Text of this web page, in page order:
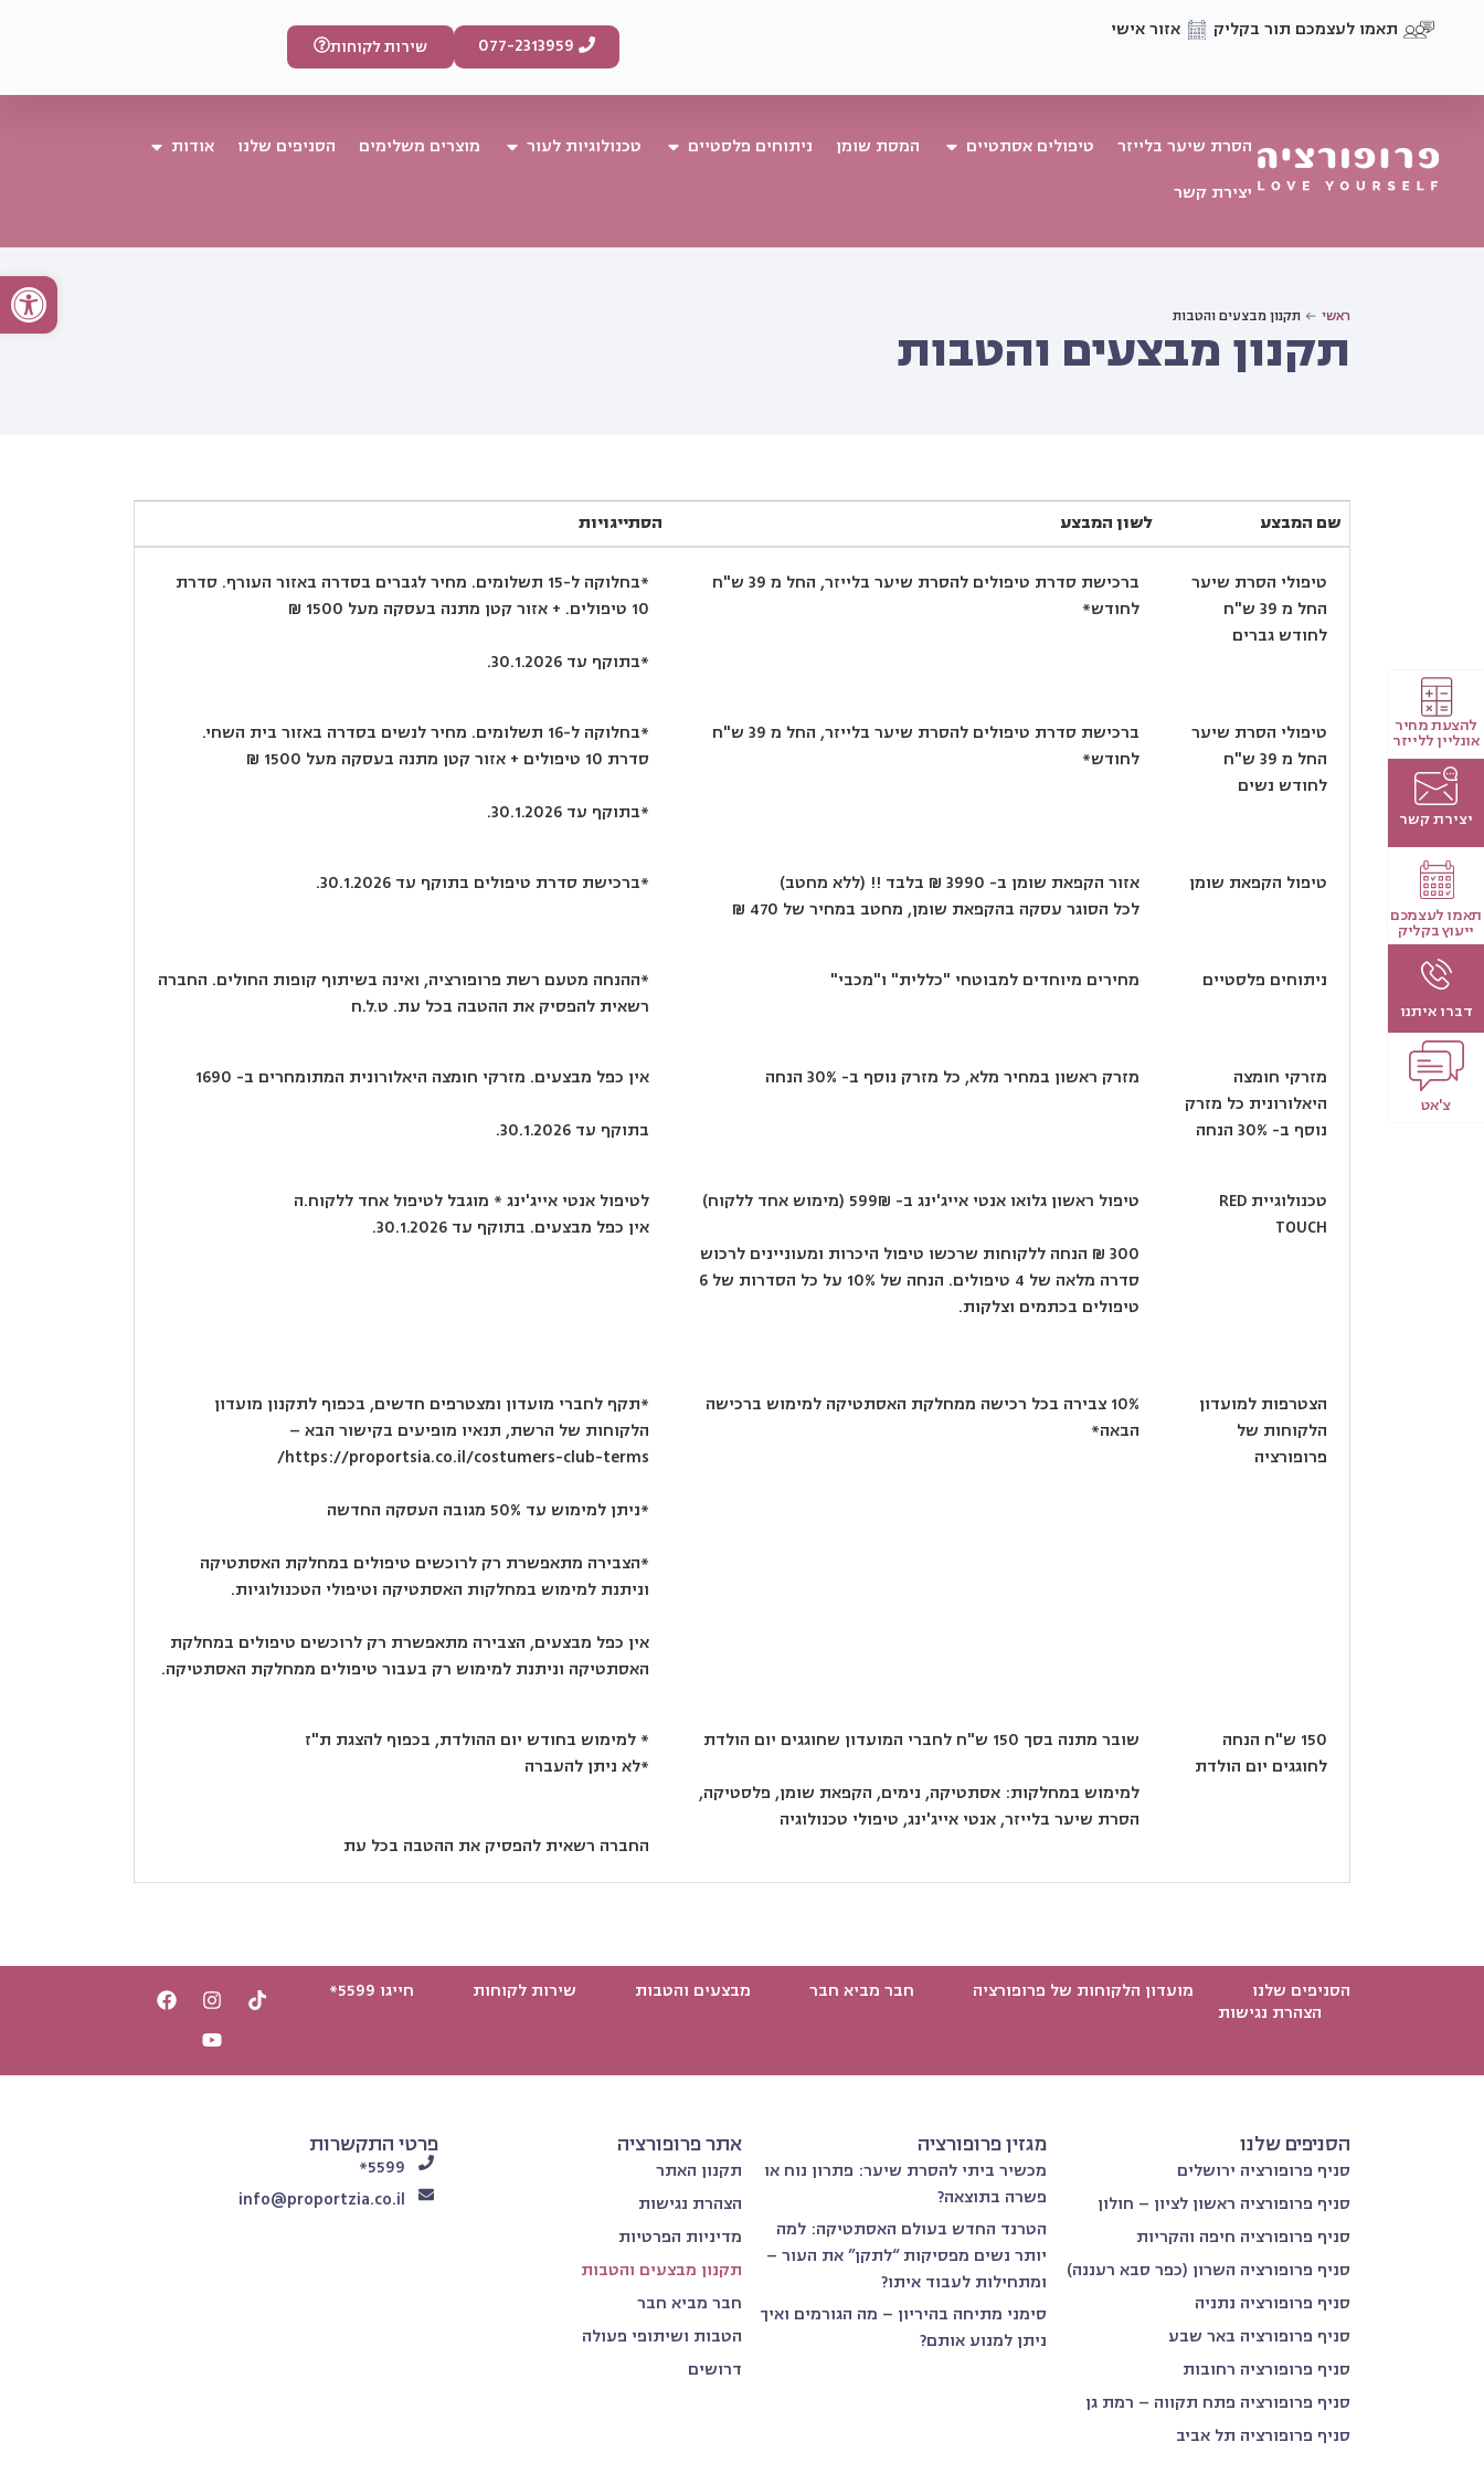
פתח
תאמו לעצמכם תור בקליק אזור אישי
שירות לקוחות 077-2313959
להצעת מחיר
אונליין ללייזר
יצירת קשר
תאמו לעצמכם
ייעוץ בקליק
דברו איתנו
צ'אט
הסרת שיער בלייזר טיפולים אסתטיים המסת שומן ניתוחים פלסטיים טכנולוגיות לעור מוצרים משלימים הסניפים שלנו
אודות
יצירת קשר
ראשי תקנון מבצעים והטבות
תקנון מבצעים והטבות
שם המבצע לשון המבצע
הסתייגויות
טיפולי הסרת שיער
החל מ 39 ש"ח
לחודש גברים
ברכישת סדרת טיפולים להסרת שיער בלייזר, החל מ 39 ש"ח
לחודש*
*בחלוקה ל-15 תשלומים. מחיר לגברים בסדרה באזור העורף. סדרת
10 טיפולים. + אזור קטן מתנה בעסקה מעל 1500 ₪
*בתוקף עד 30.1.2026.
טיפולי הסרת שיער
החל מ 39 ש"ח
לחודש נשים
ברכישת סדרת טיפולים להסרת שיער בלייזר, החל מ 39 ש"ח
לחודש*
*בחלוקה ל-16 תשלומים. מחיר לנשים בסדרה באזור בית השחי.
סדרת 10 טיפולים + אזור קטן מתנה בעסקה מעל 1500 ₪
*בתוקף עד 30.1.2026.
טיפול הקפאת שומן
אזור הקפאת שומן ב- 3990 ₪ בלבד !! (ללא מחטב)
לכל הסוגר עסקה בהקפאת שומן, מחטב במחיר של 470 ₪
*ברכישת סדרת טיפולים בתוקף עד 30.1.2026.
ניתוחים פלסטיים מחירים מיוחדים למבוטחי "כללית" ו"מכבי"
*ההנחה מטעם רשת פרופורציה, ואינה בשיתוף קופות החולים. החברה
רשאית להפסיק את ההטבה בכל עת. ט.ל.ח
מזרקי חומצה
היאלורונית כל מזרק
נוסף ב- 30% הנחה
מזרק ראשון במחיר מלא, כל מזרק נוסף ב- 30% הנחה אין כפל מבצעים. מזרקי חומצה היאלורונית המתומחרים ב- 1690
בתוקף עד 30.1.2026.
טכנולוגיית RED
TOUCH
טיפול ראשון גלואו אנטי אייג'ינג ב- 599₪ (מימוש אחד ללקוח)
300 ₪ הנחה ללקוחות שרכשו טיפול היכרות ומעוניינים לרכוש
סדרה מלאה של 4 טיפולים. הנחה של 10% על כל הסדרות של 6
טיפולים בכתמים וצלקות.
לטיפול אנטי אייג'ינג * מוגבל לטיפול אחד ללקוח.ה
אין כפל מבצעים. בתוקף עד 30.1.2026.
הצטרפות למועדון
הלקוחות של
פרופורציה
10% צבירה בכל רכישה ממחלקת האסתטיקה למימוש ברכישה
הבאה*
*תקף לחברי מועדון ומצטרפים חדשים, בכפוף לתקנון מועדון
הלקוחות של הרשת, תנאיו מופיעים בקישור הבא –
https://proportsia.co.il/costumers-club-terms/
*ניתן למימוש עד 50% מגובה העסקה החדשה
*הצבירה מתאפשרת רק לרוכשים טיפולים במחלקת האסתטיקה
וניתנת למימוש במחלקות האסתטיקה וטיפולי הטכנולוגיות.
אין כפל מבצעים, הצבירה מתאפשרת רק לרוכשים טיפולים במחלקת
האסתטיקה וניתנת למימוש רק בעבור טיפולים ממחלקת האסתטיקה.
150 ש"ח הנחה
לחוגגים יום הולדת
שובר מתנה בסך 150 ש"ח לחברי המועדון שחוגגים יום הולדת
למימוש במחלקות: אסתטיקה, נימים, הקפאת שומן, פלסטיקה,
הסרת שיער בלייזר, אנטי אייג'ינג, טיפולי טכנולוגיה
* למימוש בחודש יום ההולדת, בכפוף להצגת ת"ז
*לא ניתן להעברה
החברה רשאית להפסיק את ההטבה בכל עת
הסניפים שלנו מועדון הלקוחות של פרופורציה חבר מביא חבר מבצעים והטבות שירות לקוחות
חייגו 5599*
הצהרת נגישות
הסניפים שלנו
סניף פרופורציה ירושלים
סניף פרופורציה ראשון לציון – חולון
סניף פרופורציה חיפה והקריות
סניף פרופורציה השרון (כפר סבא רעננה)
סניף פרופורציה נתניה
סניף פרופורציה באר שבע
סניף פרופורציה רחובות
סניף פרופורציה פתח תקווה – רמת גן
סניף פרופורציה תל אביב
מגזין פרופורציה
מכשיר ביתי להסרת שיער: פתרון נוח או
פשרה בתוצאה?
הטרנד החדש בעולם האסתטיקה: למה
יותר נשים מפסיקות “לתקן” את העור –
ומתחילות לעבוד איתו?
סימני מתיחה בהיריון – מה הגורמים ואיך
ניתן למנוע אותם?
אתר פרופורציה
תקנון האתר
הצהרת נגישות
מדיניות הפרטיות
תקנון מבצעים והטבות
חבר מביא חבר
הטבות ושיתופי פעולה
דרושים
פרטי התקשרות
5599*
info@proportzia.co.il